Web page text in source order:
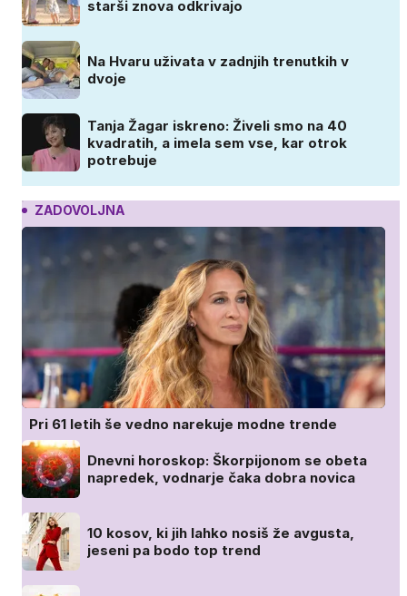
starši znova odkrivajo
Na Hvaru uživata v zadnjih trenutkih v
dvoje
Tanja Žagar iskreno: Živeli smo na 40
kvadratih, a imela sem vse, kar otrok
potrebuje
ZADOVOLJNA
Pri 61 letih še vedno narekuje modne trende
Dnevni horoskop: Škorpijonom se obeta
napredek, vodnarje čaka dobra novica
10 kosov, ki jih lahko nosiš že avgusta,
jeseni pa bodo top trend